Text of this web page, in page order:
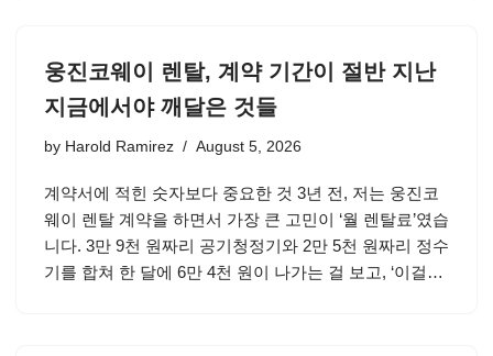
웅진코웨이 렌탈, 계약 기간이 절반 지난
지금에서야 깨달은 것들
by Harold Ramirez August 5, 2026
계약서에 적힌 숫자보다 중요한 것 3년 전, 저는 웅진코
웨이 렌탈 계약을 하면서 가장 큰 고민이 ‘월 렌탈료’였습
니다. 3만 9천 원짜리 공기청정기와 2만 5천 원짜리 정수
기를 합쳐 한 달에 6만 4천 원이 나가는 걸 보고, ‘이걸…